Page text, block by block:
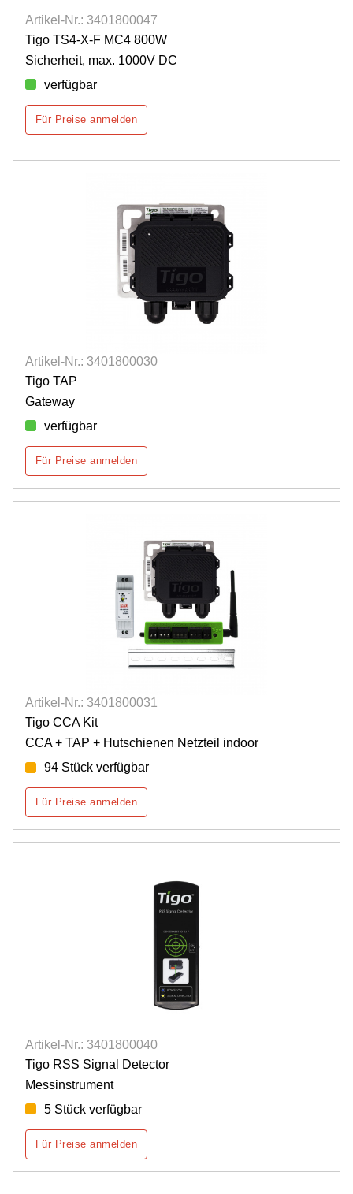
Artikel-Nr.: 3401800047
Tigo TS4-X-F MC4 800W
Sicherheit, max. 1000V DC
verfügbar
Für Preise anmelden
Artikel-Nr.: 3401800030
Tigo TAP
Gateway
verfügbar
Für Preise anmelden
Artikel-Nr.: 3401800031
Tigo CCA Kit
CCA + TAP + Hutschienen Netzteil indoor
94 Stück verfügbar
Für Preise anmelden
Artikel-Nr.: 3401800040
Tigo RSS Signal Detector
Messinstrument
5 Stück verfügbar
Für Preise anmelden